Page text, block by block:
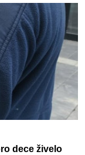
dece živelo